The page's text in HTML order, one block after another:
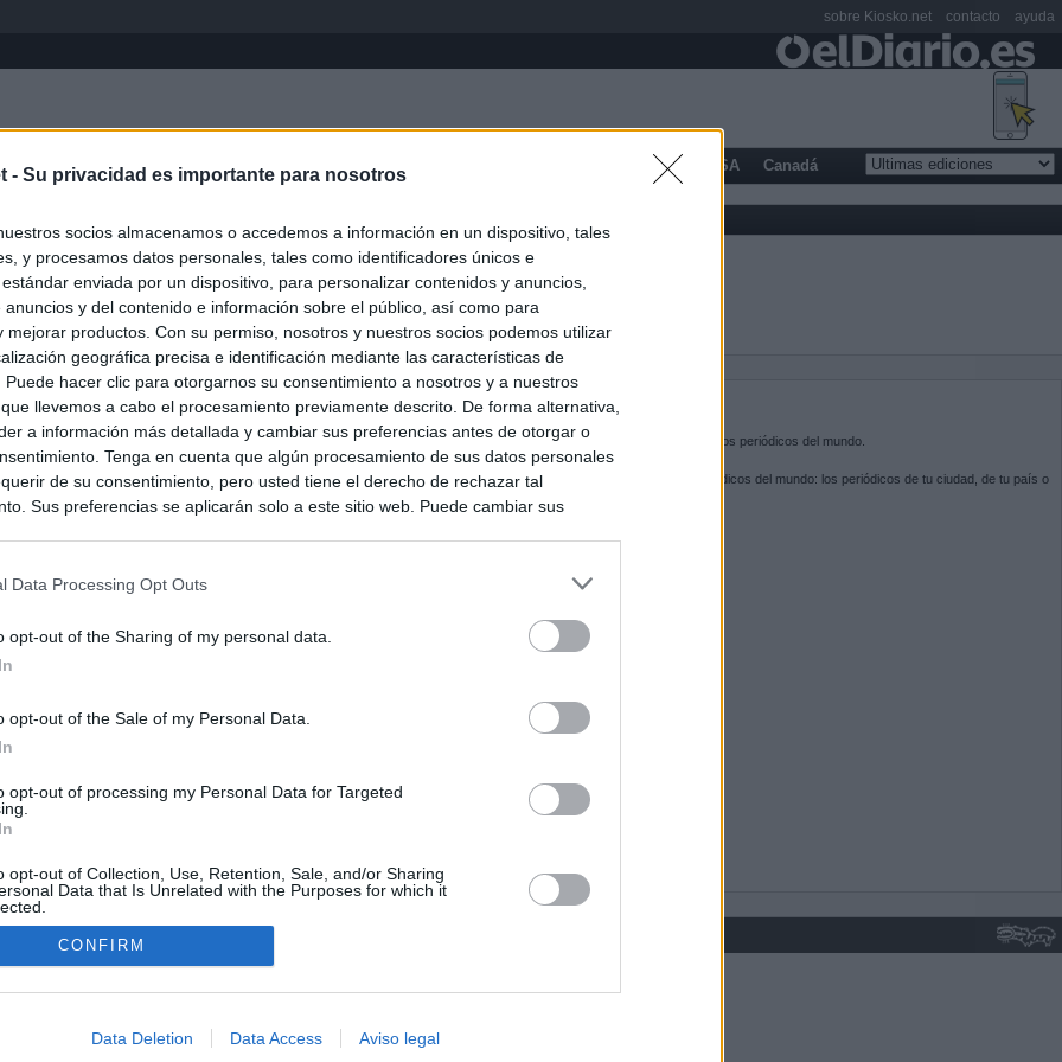
- Su privacidad es importante para nosotros
socios almacenamos o accedemos a información en un dispositivo, tales
y procesamos datos personales, tales como identificadores únicos e
enviada por un dispositivo, para personalizar contenidos y anuncios,
anuncios y del contenido e información sobre el público, así como para
mejorar productos. Con su permiso, nosotros y nuestros socios podemos utilizar
geográfica precisa e identificación mediante las características de
Puede hacer clic para otorgarnos su consentimiento a nosotros y a nuestros
llevemos a cabo el procesamiento previamente descrito. De forma alternativa,
a información más detallada y cambiar sus preferencias antes de otorgar o
Tenga en cuenta que algún procesamiento de sus datos personales
de su consentimiento, pero usted tiene el derecho de rechazar tal
Sus preferencias se aplicarán solo a este sitio web. Puede cambiar sus
Data Processing Opt Outs
opt-out of the Sharing of my personal data.
opt-out of the Sale of my Personal Data.
opt-out of processing my Personal Data for Targeted
opt-out of Collection, Use, Retention, Sale, and/or Sharing
Data that Is Unrelated with the Purposes for which it
CONFIRM
Data Deletion Data Access Aviso legal
Inicio Latinoamérica USA Canadá
no puede destinar directamente la venta del ático de
por los incendios
en una semana
del ático de lujo solo ha comprado dos inmuebles en los
Vox y qué no de las unidades de violencia de género que
migrantes siguen por las calles del Príncipe sin acogida:
SOBRE KIOSKO.NET
Kiosko.netes la puerta de entrada a los periódicos del mundo.
Navega por las portadas de los periódicos del mundo: los periódicos de tu ciudad, de tu país o
sobre Kiosko.net contacto ayuda